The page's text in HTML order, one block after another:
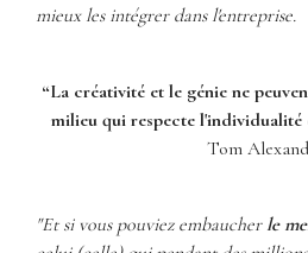
mieux les intégrer dans l'entreprise.
“La créativité et le génie ne
milieu qui respecte l'individualité
Tom
"Et si vous pouviez embaucher le